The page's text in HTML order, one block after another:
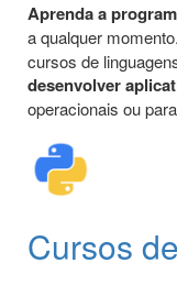
Aprenda a
a qualquer momento.
cursos de
desenvolver
operacionais ou
Cursos